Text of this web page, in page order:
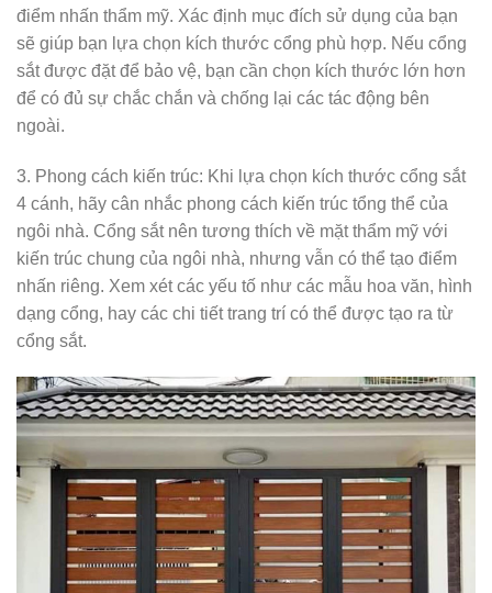
điểm nhấn thẩm mỹ. Xác định mục đích sử dụng của bạn
sẽ giúp bạn lựa chọn kích thước cổng phù hợp. Nếu cổng
sắt được đặt để bảo vệ, bạn cần chọn kích thước lớn hơn
để có đủ sự chắc chắn và chống lại các tác động bên
ngoài.
3. Phong cách kiến trúc: Khi lựa chọn kích thước cổng sắt
4 cánh, hãy cân nhắc phong cách kiến trúc tổng thể của
ngôi nhà. Cổng sắt nên tương thích về mặt thẩm mỹ với
kiến trúc chung của ngôi nhà, nhưng vẫn có thể tạo điểm
nhấn riêng. Xem xét các yếu tố như các mẫu hoa văn, hình
dạng cổng, hay các chi tiết trang trí có thể được tạo ra từ
cổng sắt.